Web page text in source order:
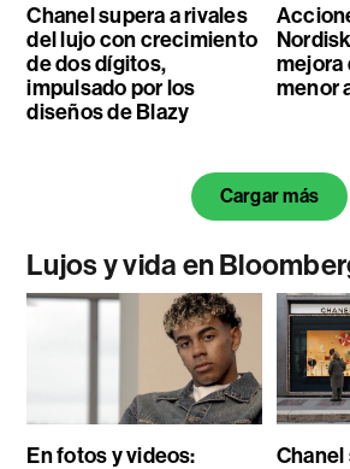
Chanel supera a rivales
del lujo con crecimiento
de dos dígitos,
impulsado por los
diseños de Blazy
mejora
menor
Cargar más
Lujos y vida en
En fotos y videos:
Chanel